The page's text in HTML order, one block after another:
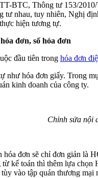
BTC, Thông tư 153/
nhau, tuy nhiên, Nghị
hiện tương tự.
đơn, số hóa đơn
đầu tiên trong hóa đơn
như hóa đơn giấy. Trong
kinh doanh của công ty.
Chỉnh sửa nội
hóa đơn sẽ chỉ đơn
từ kế toán thì thêm lựa
tùy vào tập quán